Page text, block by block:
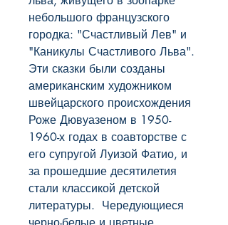
небольшого французского
городка: "Счастливый Лев" и
"Каникулы Счастливого Льва".
Эти сказки были созданы
американским художником
швейцарского происхождения
Роже Дювуазеном в 1950-
1960-х годах в соавторстве с
его супругой Луизой Фатио, и
за прошедшие десятилетия
стали классикой детской
литературы.  Чередующиеся